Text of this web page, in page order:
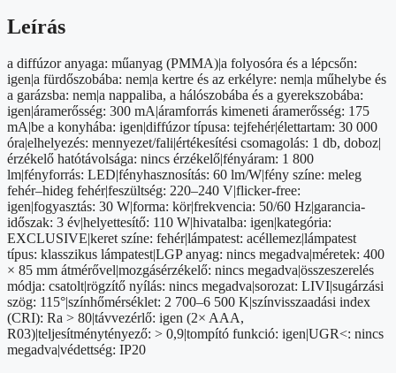
meleg
fehér,
szabályozható,
dimmelhet
mennyiség
Leírás
a diffúzor anyaga: műanyag (PMMA)|a folyosóra és a lépcsőn:
igen|a fürdőszobába: nem|a kertre és az erkélyre: nem|a műhelybe és
a garázsba: nem|a nappaliba, a hálószobába és a gyerekszobába:
igen|áramerősség: 300 mA|áramforrás kimeneti áramerősség: 175
mA|be a konyhába: igen|diffúzor típusa: tejfehér|élettartam: 30 000
óra|elhelyezés: mennyezet/fali|értékesítési csomagolás: 1 db, doboz|
érzékelő hatótávolsága: nincs érzékelő|fényáram: 1 800
lm|fényforrás: LED|fényhasznosítás: 60 lm/W|fény színe: meleg
fehér–hideg fehér|feszültség: 220–240 V|flicker-free:
igen|fogyasztás: 30 W|forma: kör|frekvencia: 50/60 Hz|garancia-
időszak: 3 év|helyettesítő: 110 W|hivatalba: igen|kategória:
EXCLUSIVE|keret színe: fehér|lámpatest: acéllemez|lámpatest
típus: klasszikus lámpatest|LGP anyag: nincs megadva|méretek: 400
× 85 mm átmérővel|mozgásérzékelő: nincs megadva|összeszerelés
módja: csatolt|rögzítő nyílás: nincs megadva|sorozat: LIVI|sugárzási
szög: 115°|színhőmérséklet: 2 700–6 500 K|színvisszaadási index
(CRI): Ra > 80|távvezérlő: igen (2× AAA,
R03)|teljesítménytényező: > 0,9|tompító funkció: igen|UGR<: nincs
megadva|védettség: IP20